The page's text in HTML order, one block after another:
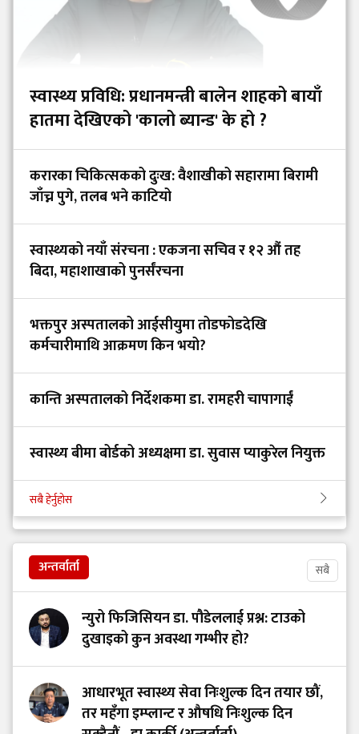
स्वास्थ्य प्रविधि: प्रधानमन्त्री बालेन शाहको बायाँ
हातमा देखिएको 'कालो ब्यान्ड' के हो ?
करारका चिकित्सकको दुःख: वैशाखीको सहारामा बिरामी
जाँच्न पुगे, तलब भने काटियो
स्वास्थ्यको नयाँ संरचना : एकजना सचिव र १२ औं तह
बिदा, महाशाखाको पुनर्संरचना
भक्तपुर अस्पतालको आईसीयुमा तोडफोडदेखि
कर्मचारीमाथि आक्रमण किन भयो?
कान्ति अस्पतालको निर्देशकमा डा. रामहरी चापागाईं
स्वास्थ्य बीमा बोर्डको अध्यक्षमा डा. सुवास प्याकुरेल नियुक्त
सबै हेर्नुहोस
अन्तर्वार्ता सबै
न्युरो फिजिसियन डा. पौडेललाई प्रश्न: टाउको
दुखाइको कुन अवस्था गम्भीर हो?
आधारभूत स्वास्थ्य सेवा निःशुल्क दिन तयार छौं,
तर महँगा इम्प्लान्ट र औषधि निःशुल्क दिन